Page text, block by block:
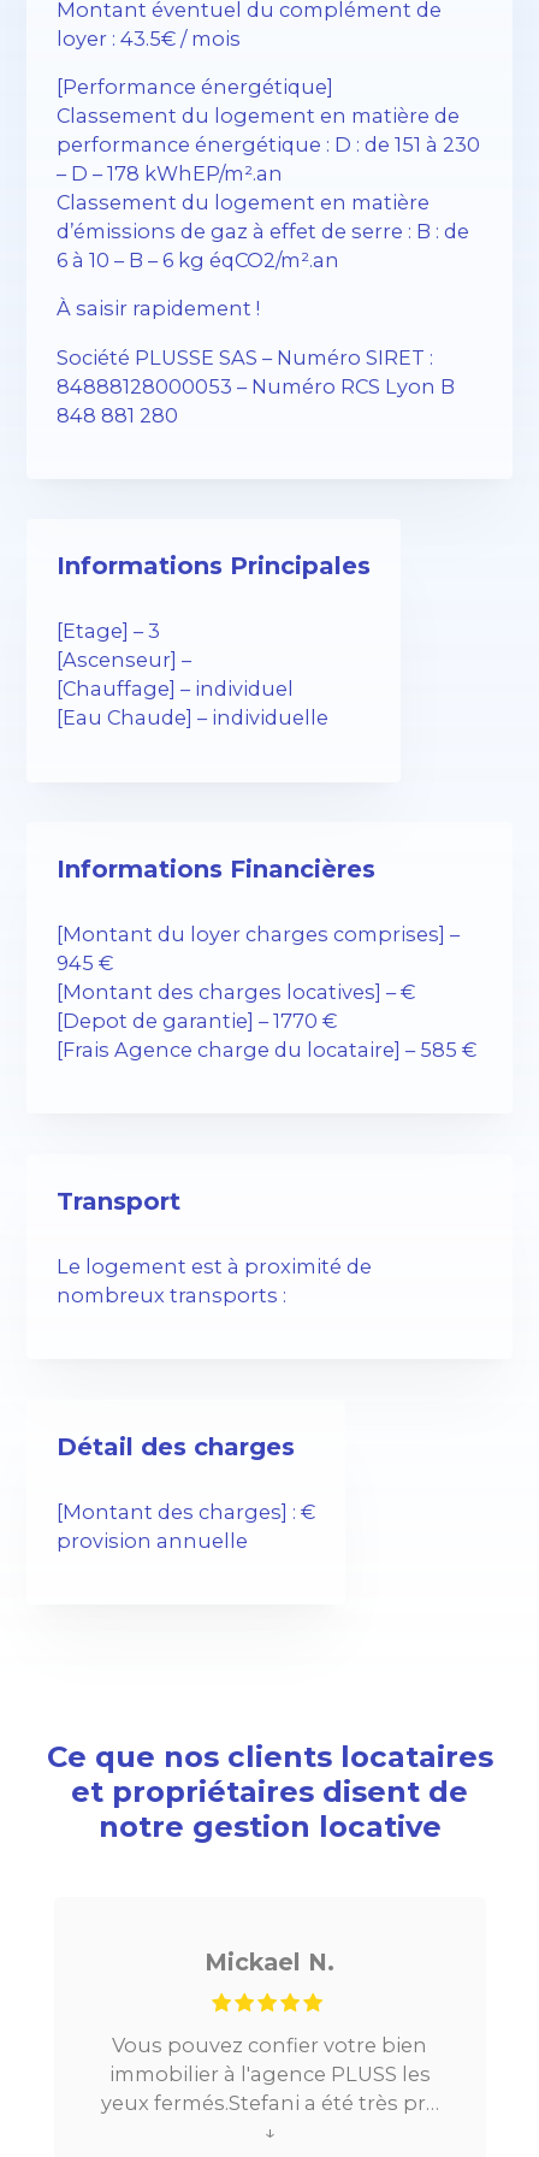
Montant éventuel du complément de
loyer : 43.5€ / mois
[Performance énergétique]
Classement du logement en matière de
performance énergétique : D : de 151 à 230
– D – 178 kWhEP/m².an
Classement du logement en matière
d’émissions de gaz à effet de serre : B : de
6 à 10 – B – 6 kg éqCO2/m².an
À saisir rapidement !
Société PLUSSE SAS – ​​Numéro SIRET :
84888128000053 – Numéro RCS Lyon B
848 881 280
Informations Principales
[Etage] – 3
[Ascenseur] –
[Chauffage] – individuel
[Eau Chaude] – individuelle
Informations Financières
[Montant du loyer charges comprises] –
945 €
[Montant des charges locatives] – €
[Depot de garantie] – 1770 €
[Frais Agence charge du locataire] – 585 €
Transport
Le logement est à proximité de
nombreux transports :
Détail des charges
[Montant des charges] : €
provision annuelle
Ce que nos clients locataires
et propriétaires disent de
notre gestion locative
Mickael N.
Vous pouvez confier votre bien
immobilier à l'agence PLUSS les
yeux fermés.Stefani a été très pro
tout au long du processus.Très